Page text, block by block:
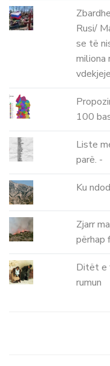
Rusi/
se të
miliona
vdekjeje
100
Liste
parë. -
Ku
Zjarr
përhap
Ditët e
rumun